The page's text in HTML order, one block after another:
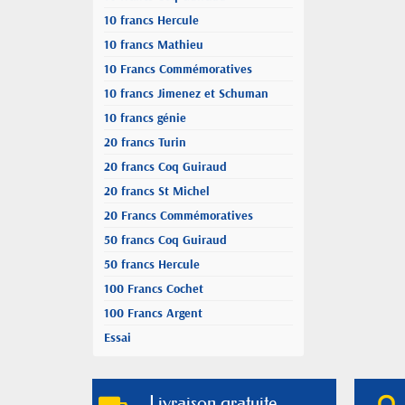
10 francs Hercule
10 francs Mathieu
10 Francs Commémoratives
10 francs Jimenez et Schuman
10 francs génie
20 francs Turin
20 francs Coq Guiraud
20 francs St Michel
20 Francs Commémoratives
50 francs Coq Guiraud
50 francs Hercule
100 Francs Cochet
100 Francs Argent
Essai